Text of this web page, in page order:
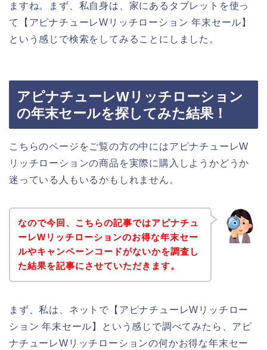
ますね。まず、私自身は、家にあるタブレットを使っ
て【アピナチューレWリッチローション 年末セール】
という感じで検索をしてみることにしました。
アピナチューレWリッチローション
の年末セールを探してみた結果！
こちらのページをご覧の方の中にはアピナチューレW
リッチローションの商品を実際に購入しようかどうか
迷っている人もいるかもしれません。
なので今回、こちらの記事ではアピナチュ
ーレWリッチローションのお得な年末セー
ルやキャンペーンコードがないかを調査し
た結果を記事にさせていただきます。
まず、私は、ネットで【アピナチューレWリッチロー
ション 年末セール】という感じで調べてみたら、アピ
ナチューレWリッチローションの何かお得な年末セー